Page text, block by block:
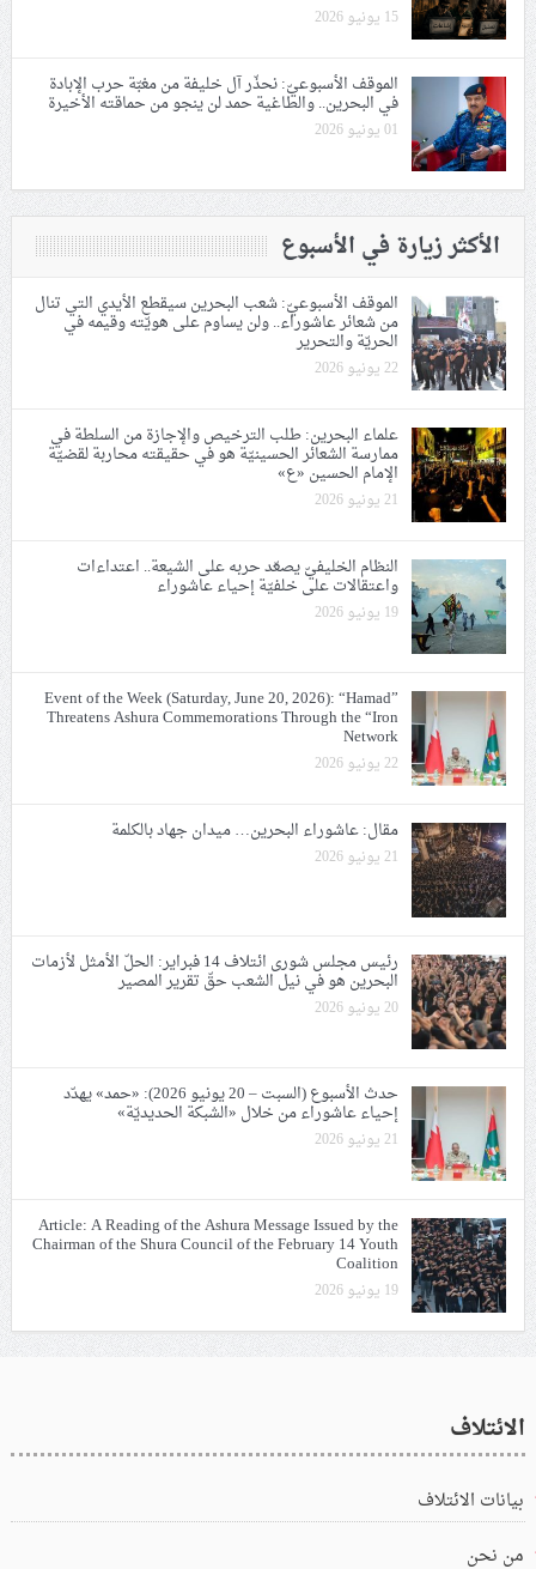
15 يونيو 2026
الموقف الأسبوعيّ: نحذّر آل خليفة من مغبّة حرب الإبادة
في البحرين.. والطاغية حمد لن ينجو من حماقته الأخيرة
01 يونيو 2026
الأكثر زيارة في الأسبوع
الموقف الأسبوعيّ: شعب البحرين سيقطع الأيدي التي تنال
من شعائر عاشوراء.. ولن يساوم على هويّته وقيمه في
الحريّة والتحرير
22 يونيو 2026
علماء البحرين: طلب الترخيص والإجازة من السلطة في
ممارسة الشعائر الحسينيّة هو في حقيقته محاربة لقضيّة
الإمام الحسين «ع»
21 يونيو 2026
النظام الخليفيّ يصعّد حربه على الشيعة.. اعتداءات
واعتقالات على خلفيّة إحياء عاشوراء
19 يونيو 2026
Event of the Week (Saturday, June 20, 2026): “Hamad”
Threatens Ashura Commemorations Through the “Iron
Network
22 يونيو 2026
مقال: عاشوراء البحرين… ميدان جهاد بالكلمة
21 يونيو 2026
رئيس مجلس شورى ائتلاف 14 فبراير: الحلّ الأمثل لأزمات
البحرين هو في نيل الشعب حقّ تقرير المصير
20 يونيو 2026
حدث الأسبوع (السبت – 20 يونيو 2026): «حمد» يهدّد
إحياء عاشوراء من خلال «الشبكة الحديديّة»
21 يونيو 2026
Article: A Reading of the Ashura Message Issued by the
Chairman of the Shura Council of the February 14 Youth
Coalition
19 يونيو 2026
الائتلاف
بيانات الائتلاف
من نحن